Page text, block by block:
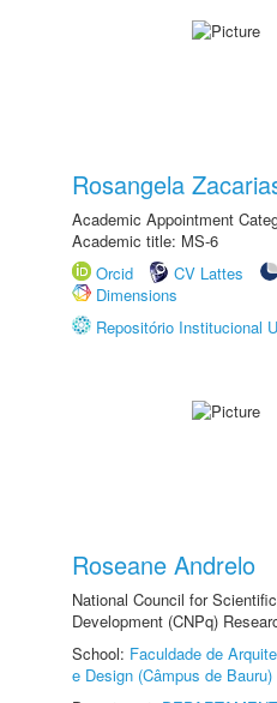
Rosangela
Academic Appointment
Academic title: MS-6
Orcid
CV Lattes
Dimensions
Repositório Institucional
Roseane Andrelo
National Council for
Development (CNPq)
School: Faculdade de
e Design (Câmpus de Bauru)